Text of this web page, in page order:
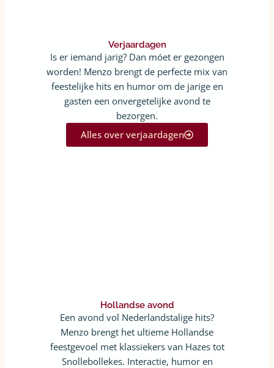
Verjaardagen
Is er iemand jarig? Dan móet er gezongen
worden! Menzo brengt de perfecte mix van
feestelijke hits en humor om de jarige en
gasten een onvergetelijke avond te
bezorgen.
Alles over verjaardagen
Hollandse avond
Een avond vol Nederlandstalige hits?
Menzo brengt het ultieme Hollandse
feestgevoel met klassiekers van Hazes tot
Snollebollekes. Interactie, humor en